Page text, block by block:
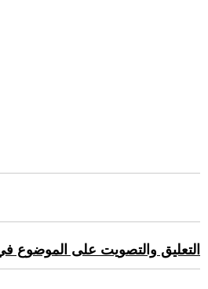
التعليق والتصويت على الموضوع